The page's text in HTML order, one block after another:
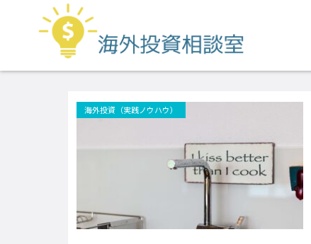
エボリューション
海外投資（実践ノウハウ）